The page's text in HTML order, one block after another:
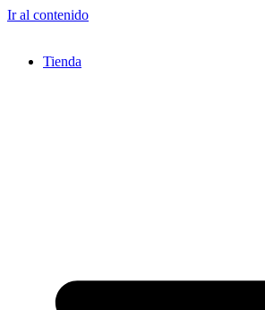
Ir al contenido
Tienda